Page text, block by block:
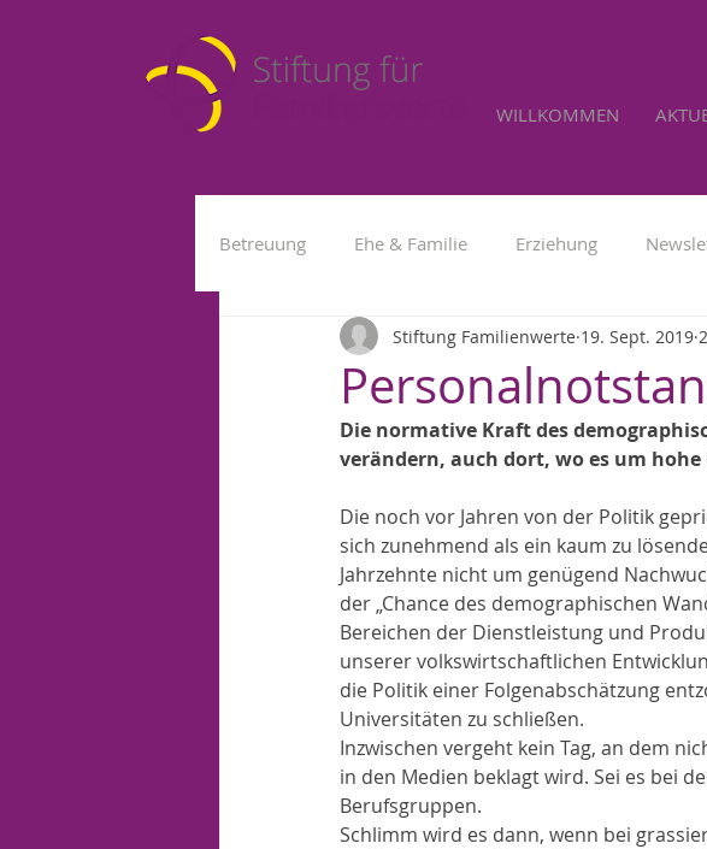
WILLKOMMEN
Betreuung Ehe & Familie Erziehung
Kleinkind Fremdbetreuung Familienpolitik
Stiftung Familienwerte 19. Sept. 2019
Die normative Kraft des
verändern, auch dort, wo es um
Die noch vor Jahren von der Politik
sich zunehmend als ein kaum zu
Jahrzehnte nicht um genügend
der „Chance des demographischen
Bereichen der Dienstleistung und
unserer volkswirtschaftlichen
die Politik einer Folgenabschätzung
Universitäten zu schließen.
Inzwischen vergeht kein Tag, an dem
in den Medien beklagt wird. Sei es bei
Berufsgruppen.
Schlimm wird es dann, wenn bei